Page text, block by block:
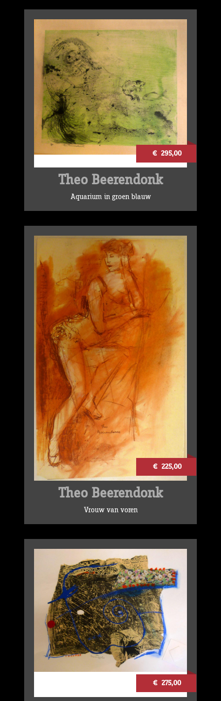
€ 295,00
Theo Beerendonk
Aquarium in groen blauw
€ 225,00
Theo Beerendonk
Vrouw van voren
€ 275,00